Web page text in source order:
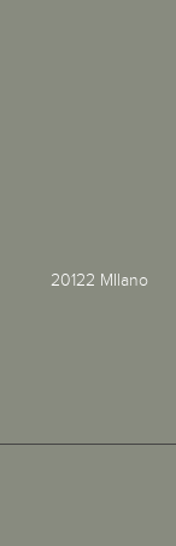
MIlano